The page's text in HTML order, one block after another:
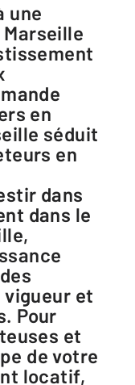
en
séduit
en
dans
dans le
et
Pour
et
de votre
locatif,